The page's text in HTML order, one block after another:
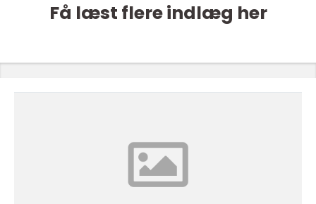
Få læst flere indlæg her